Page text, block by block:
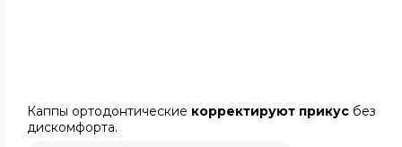
Каппы ортодонтические корректируют прикус без
дискомфорта.